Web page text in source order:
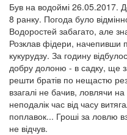
Був на водоймі 26.05.2017.
8 ранку. Погода було
Водоростей забагато, але
Розклав фідери, начепивши
кукурудзу. За годину
добру долоню - в садку, ще
решти братів по нещастю
взагалі не бачив, ловлячи
неподалік час від часу
поплавок... Гроші за ловлю
не відчув.